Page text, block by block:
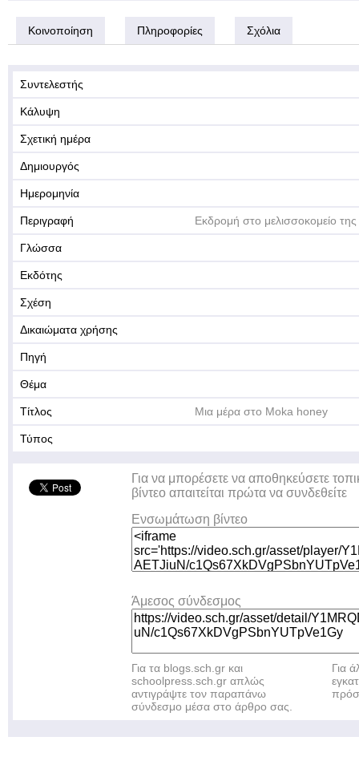
Κοινοποίηση Πληροφορίες Σχόλια
Συντελεστής
Κάλυψη
Σχετική ημέρα
Δημιουργός
Ημερομηνία
Περιγραφή Εκδρομή στο μελισσοκομείο
Γλώσσα
Εκδότης
Σχέση
Δικαιώματα χρήσης
Πηγή
Θέμα
Τίτλος Μια μέρα στο Moka honey
Τύπος
Για να μπορέσετε να αποθηκεύσετε
βίντεο απαιτείται πρώτα να συνδεθείτε
Ενσωμάτωση βίντεο
Άμεσος σύνδεσμος
Για τα blogs.sch.gr και
schoolpress.sch.gr απλώς
αντιγράψτε τον παραπάνω
σύνδεσμο μέσα στο άρθρο σας.
Για